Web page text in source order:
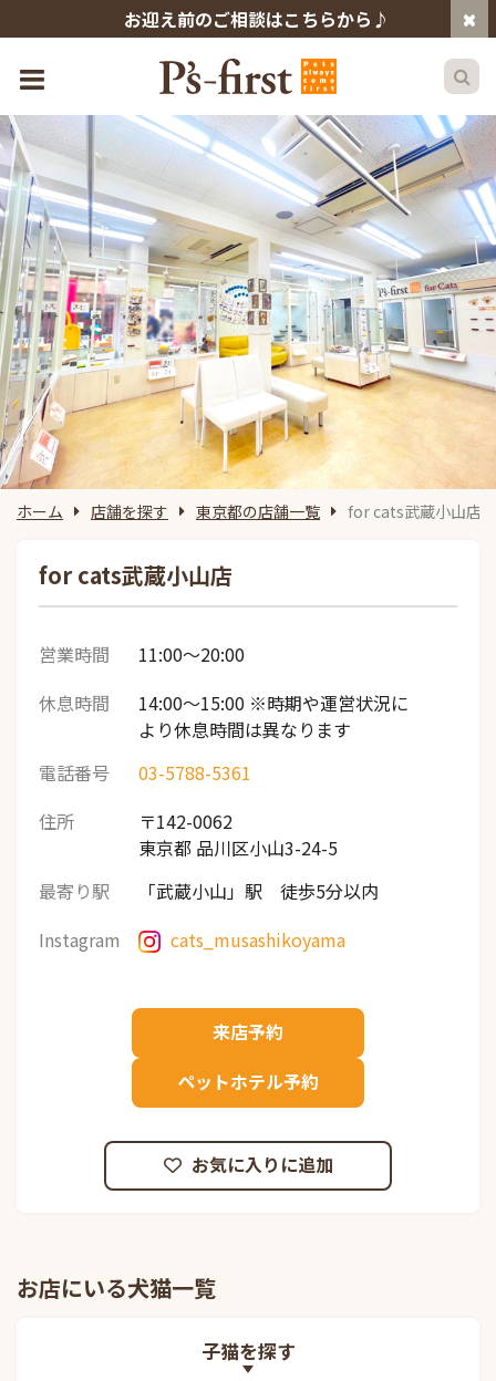
お迎え前のご相談はこちらから♪
ホーム 店舗を探す 東京都の店舗一覧 for cats武蔵小山店
for cats武蔵小山店
営業時間
11:00～20:00
休息時間
14:00～15:00 ※時期や運営状況に
より休息時間は異なります
電話番号
03-5788-5361
住所
〒142-0062
東京都 品川区小山3-24-5
最寄り駅
「武蔵小山」駅 徒歩5分以内
Instagram
cats_musashikoyama
来店予約
ペットホテル予約
お気に入りに追加
お店にいる犬猫一覧
子猫を探す